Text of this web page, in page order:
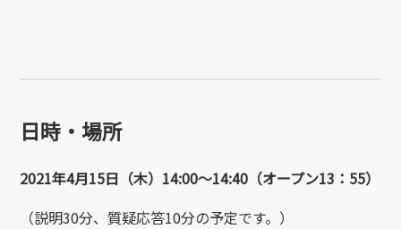
日時・場所
2021年4月15日（木）14:00～14:40（オープン13：55）
（説明30分、質疑応答10分の予定です。）